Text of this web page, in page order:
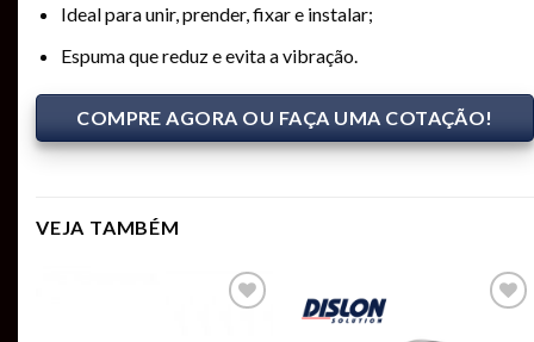
Ideal para unir, prender, fixar e instalar;
Espuma que reduz e evita a vibração.
COMPRE AGORA OU FAÇA UMA COTAÇÃO!
VEJA TAMBÉM